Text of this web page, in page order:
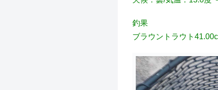
釣果
ブラウントラウト